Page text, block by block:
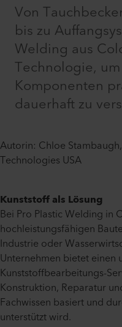
Von
bis zu
Welding aus
Technologie,
Komponenten
dauerhaft zu
Autorin: Chloe
Technologies USA
Kunststoff als Lösung
Bei Pro Plastic Welding in
hochleistungsfähigen
Industrie oder
Unternehmen bietet einen
Kunststoffbearbeitungs-
Konstruktion, Reparatur
Fachwissen basiert und
unterstützt wird.